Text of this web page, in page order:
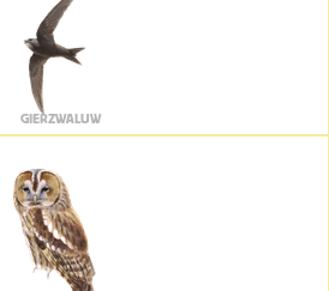
GIERZWALUW